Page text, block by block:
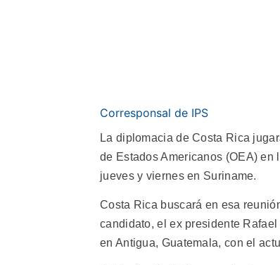
Corresponsal de IPS
La diplomacia de Costa Rica
de Estados Americanos (OEA)
jueves y viernes en Suriname.
Costa Rica buscará en esa
candidato, el ex presidente
en Antigua, Guatemala, con el